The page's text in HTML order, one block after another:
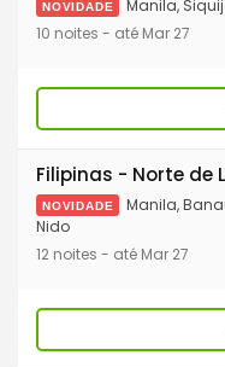
NOVIDADE
Manila,
10 noites - até Mar 27
Filipinas - Norte de
NOVIDADE
Manila,
Nido
12 noites - até Mar 27